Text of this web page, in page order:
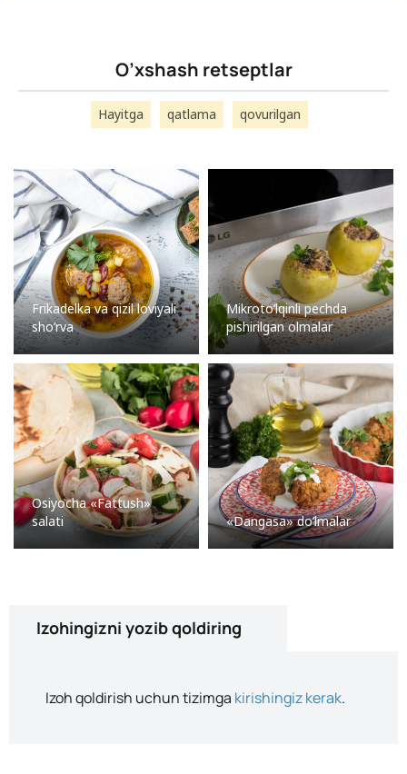
O’xshash retseptlar
Hayitga qatlama qovurilgan
Frikadelka va qizil loviyali
sho’rva
Mikroto’lqinli pechda
pishirilgan olmalar
Osiyocha «Fattush»
salati
«Dangasa» do’lmalar
Izohingizni yozib qoldiring
Izoh qoldirish uchun tizimga kirishingiz kerak.